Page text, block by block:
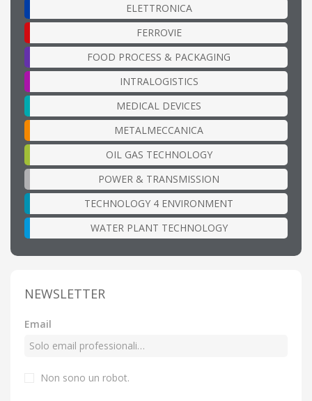
ELETTRONICA
FERROVIE
FOOD PROCESS & PACKAGING
INTRALOGISTICS
MEDICAL DEVICES
METALMECCANICA
OIL GAS TECHNOLOGY
POWER & TRANSMISSION
TECHNOLOGY 4 ENVIRONMENT
WATER PLANT TECHNOLOGY
NEWSLETTER
Email
Non sono un robot.